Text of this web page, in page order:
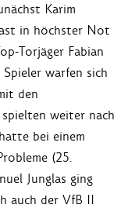
Karim
in höchster Not
Torjäger Fabian
warfen sich
den
weiter nach
bei einem
(25.
Junglas ging
auch der VfB II